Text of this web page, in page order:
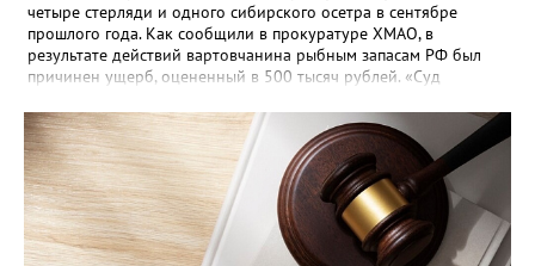
четыре стерляди и одного сибирского осетра в сентябре
прошлого года. Как сообщили в прокуратуре ХМАО, в
результате действий вартовчанина рыбным запасам РФ был
причинен ущерб, оцененный в 500 тысяч рублей. «Суд
свободы условно с испытательным сроком в один год», —
говорится в сообщении. Также у мужчины конфисковали
моторную лодку и передали государству. На данный момент
приговор не вступил в законную силу.